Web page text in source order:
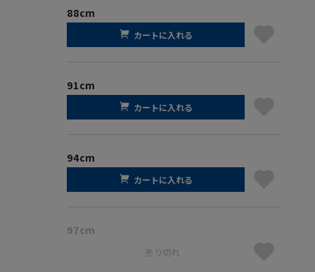
88cm
カートに入れる
91cm
カートに入れる
94cm
カートに入れる
97cm
売り切れ